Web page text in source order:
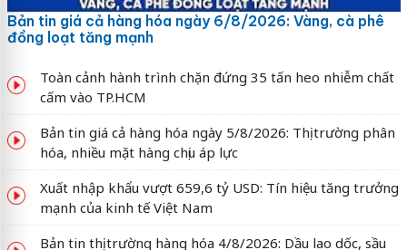
Bản tin giá cả hàng hóa ngày 6/8/2026: Vàng, cà phê
đồng loạt tăng mạnh
Toàn cảnh hành trình chặn đứng 35 tấn heo nhiễm chất
cấm vào TP.HCM
Bản tin giá cả hàng hóa ngày 5/8/2026: Thị trường phân
hóa, nhiều mặt hàng chịu áp lực
Xuất nhập khẩu vượt 659,6 tỷ USD: Tín hiệu tăng trưởng
mạnh của kinh tế Việt Nam
Bản tin thị trường hàng hóa 4/8/2026: Dầu lao dốc, sầu